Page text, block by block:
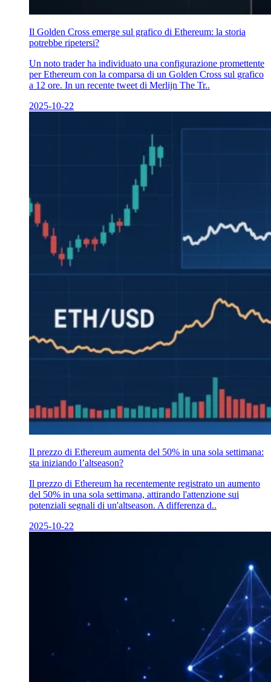
Il Golden Cross emerge sul grafico di Ethereum: la storia
potrebbe ripetersi?
Un noto trader ha individuato una configurazione promettente
per Ethereum con la comparsa di un Golden Cross sul grafico
a 12 ore. In un recente tweet di Merlijn The Tr..
2025-10-22
Il prezzo di Ethereum aumenta del 50% in una sola settimana:
sta iniziando l’altseason?
Il prezzo di Ethereum ha recentemente registrato un aumento
del 50% in una sola settimana, attirando l'attenzione sui
potenziali segnali di un'altseason. A differenza d..
2025-10-22